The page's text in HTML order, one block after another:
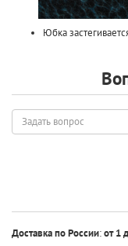
Юбка
Задать
вопрос
Доставка по России:от 1